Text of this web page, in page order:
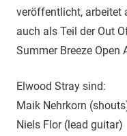
veröffentlicht, arbeitet
auch als Teil der Out
Summer Breeze Open
Elwood Stray sind:
Maik Nehrkorn
Niels Flor (lead guitar)